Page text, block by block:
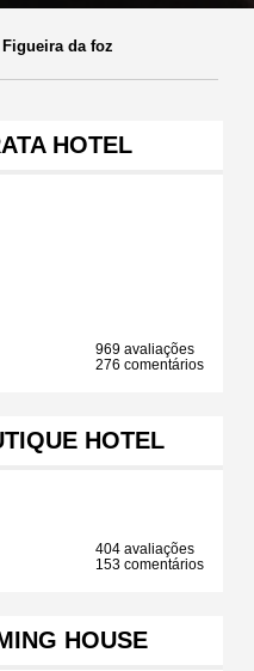
Figueira da foz
HOTEL
969 avaliações
276 comentários
HOTEL
404 avaliações
153 comentários
HOUSE